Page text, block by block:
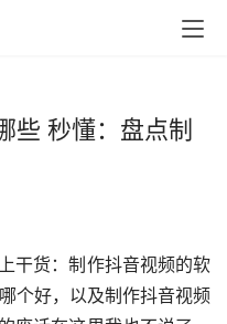
些 秒懂：盘点制
干货：制作抖音视频的软
个好，以及制作抖音视频